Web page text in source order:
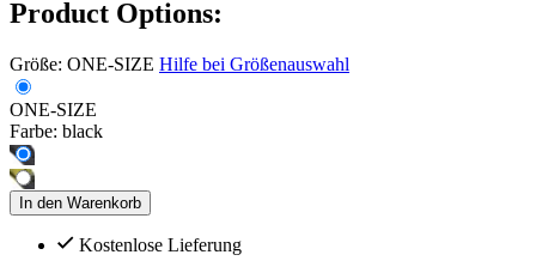
Product Options:
Größe: ONE-SIZE Hilfe bei Größenauswahl
ONE-SIZE
Farbe: black
In den Warenkorb
Kostenlose Lieferung